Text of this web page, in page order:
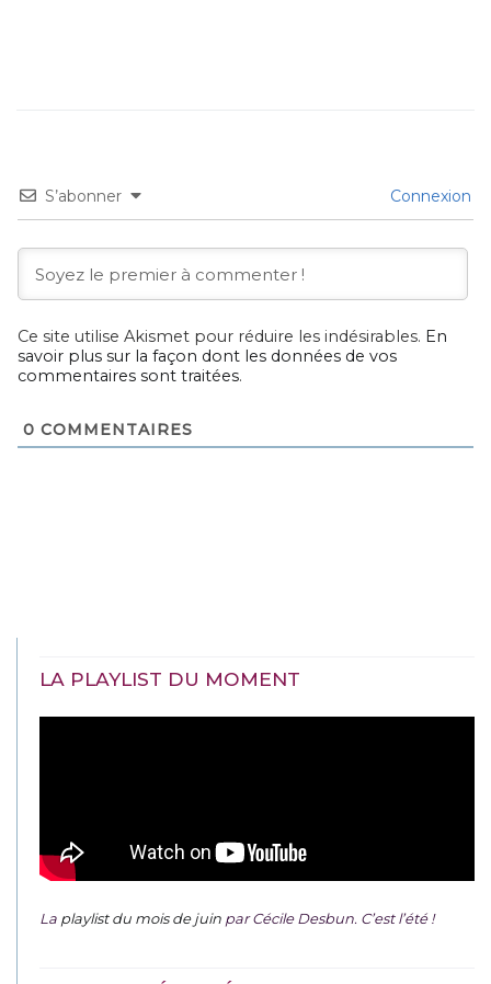
S’abonner Connexion
Ce site utilise Akismet pour réduire les indésirables. En
savoir plus sur la façon dont les données de vos
commentaires sont traitées.
0 COMMENTAIRES
LA PLAYLIST DU MOMENT
La playlist du mois de juin par Cécile Desbun. C’est l’été !